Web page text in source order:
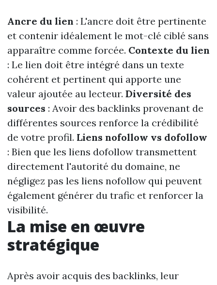
Ancre du lien : L'ancre doit être pertinente
et contenir idéalement le mot-clé ciblé sans
apparaître comme forcée. Contexte du lien
: Le lien doit être intégré dans un texte
cohérent et pertinent qui apporte une
valeur ajoutée au lecteur. Diversité des
sources : Avoir des backlinks provenant de
différentes sources renforce la crédibilité
de votre profil. Liens nofollow vs dofollow
: Bien que les liens dofollow transmettent
directement l'autorité du domaine, ne
négligez pas les liens nofollow qui peuvent
également générer du trafic et renforcer la
visibilité.
La mise en œuvre
stratégique
Après avoir acquis des backlinks, leur